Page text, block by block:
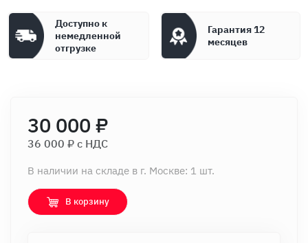
Доступно к
немедленной
отгрузке
Гарантия 12
месяцев
30 000 ₽
36 000 ₽ c НДС
В наличии на складе в г. Москве: 1 шт.
В корзину